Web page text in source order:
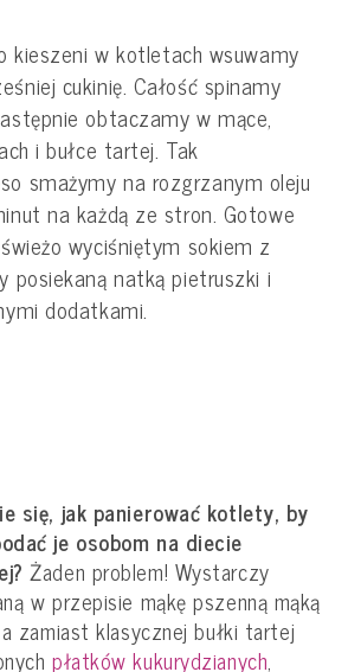
kieszeni w kotletach wsuwamy
cukinię. Całość spinamy
obtaczamy w mące,
i bułce tartej. Tak
smażymy na rozgrzanym oleju
na każdą ze stron. Gotowe
wyciśniętym sokiem z
posiekaną natką pietruszki i
dodatkami.
się, jak panierować kotlety, by
je osobom na diecie
Żaden problem! Wystarczy
w przepisie mąkę pszenną mąką
zamiast klasycznej bułki tartej
płatków kukurydzianych,